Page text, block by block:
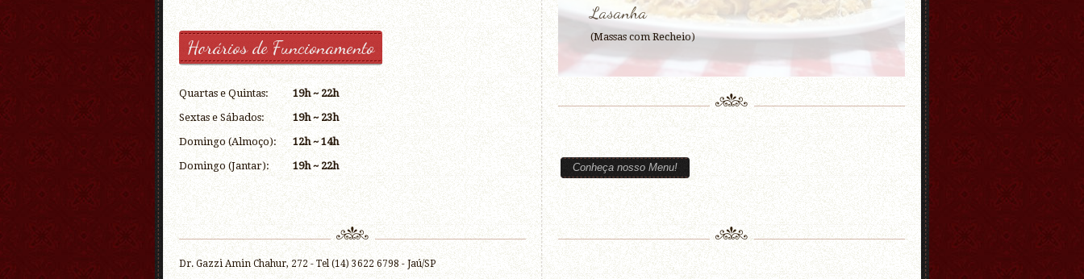
Horários de Funcionamento
Quartas e Quintas:
19h ~ 22h
Sextas e Sábados:
19h ~ 23h
Domingo (Almoço):
12h ~ 14h
Domingo (Jantar):
19h ~ 22h
Lasanha
(Massas com Recheio)
Conheça nosso Menu!
Dr. Gazzi Amin Chahur, 272 - Tel (14) 3622 6798 - Jaú/SP